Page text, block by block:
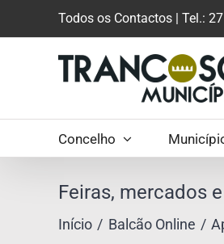
Todos os Contactos | Tel.:
Concelho
Feiras, mercados
Início Balcão Online